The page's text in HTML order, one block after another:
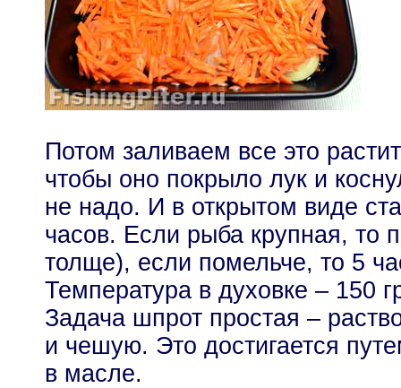
Потом заливаем все это
чтобы оно покрыло лук и
не надо. И в открытом виде
часов. Если рыба крупная, то
толще), если помельче, то 5
Температура в духовке – 150
Задача шпрот простая –
и чешую. Это достигается
в масле.